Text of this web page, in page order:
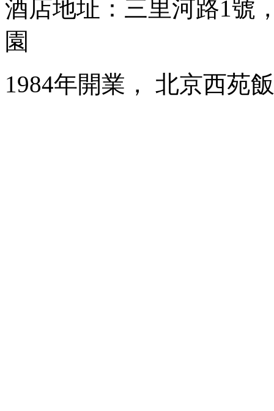
酒店地址：三里河路1號
園
1984年開業， 北京西